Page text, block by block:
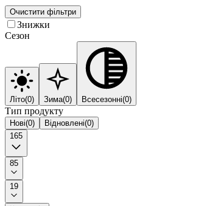
Очистити фільтри
Знижки
Сезон
Літо(0) Зима(0) Всесезонні(0)
Тип продукту
Нові(0) Відновлені(0)
165
85
19